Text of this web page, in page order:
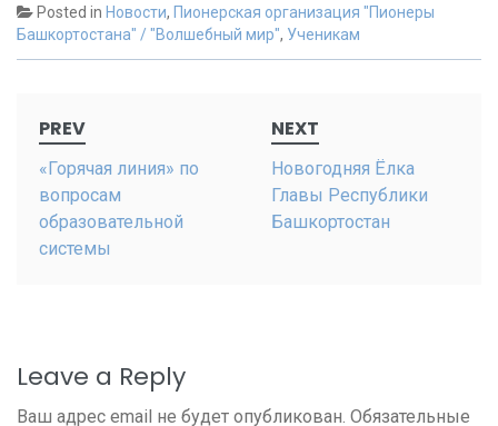
Posted in Новости, Пионерская организация "Пионеры
Башкортостана" / "Волшебный мир", Ученикам
navigation
PREV
«Горячая линия» по
вопросам
образовательной
системы
NEXT
Новогодняя Ёлка
Главы Республики
Башкортостан
Leave a Reply
Ваш адрес email не будет опубликован. Обязательные